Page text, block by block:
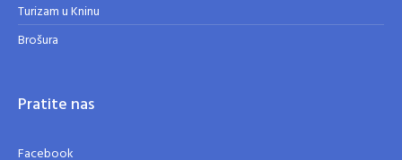
Turizam u Kninu
Brošura
Pratite nas
Facebook